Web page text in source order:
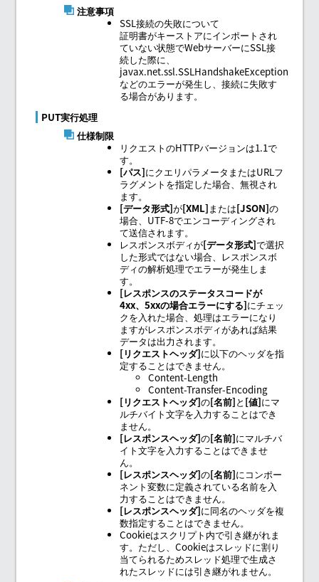
注意事項
SSL接続の失敗について
証明書がキーストアにインポートされ
ていない状態でWebサーバーにSSL接
続した際に、
javax.net.ssl.SSLHandshakeException
などのエラーが発生し、接続に失敗す
る場合があります。
PUT実行処理
仕様制限
リクエストのHTTPバージョンは1.1で
す。
パス にクエリパラメータまたはURLフ
ラグメントを指定した場合、無視され
ます。
データ形式 が XML または JSON の
場合、UTF-8でエンコーディングされ
て送信されます。
レスポンスボディが データ形式 で選択
した形式ではない場合、レスポンスボ
ディの解析処理でエラーが発生しま
す。
レスポンスのステータスコードが
4xx、5xxの場合エラーにする にチェッ
クを入れた場合、処理はエラーになり
ますがレスポンスボディがあれば結果
データは出力されます。
リクエストヘッダ に以下のヘッダを指
定することはできません。
Content-Length
Content-Transfer-Encoding
リクエストヘッダ の 名前 と 値 にマ
ルチバイト文字を入力することはでき
ません。
レスポンスヘッダ の 名前 にマルチバ
イト文字を入力することはできませ
ん。
レスポンスヘッダ の 名前 にコンポー
ネント変数に定義されている名前を入
力することはできません。
レスポンスヘッダ に同名のヘッダを複
数指定することはできません。
Cookieはスクリプト内で引き継がれま
す。ただし、Cookieはスレッドに割り
当てられるためスレッド処理で生成さ
れたスレッドには引き継がれません。